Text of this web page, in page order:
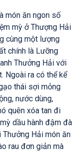
món ăn ngon số
mỳ ở Thượng Hải
cùng một lượng
chính là Lưỡng
Thưởng Hải với
Ngoài ra có thể kể
thái sợi mỏng
nước dùng,
quên xóa tan đi
dầu hành đậm đà
Thưởng Hải món ăn
rau đơn giản mà